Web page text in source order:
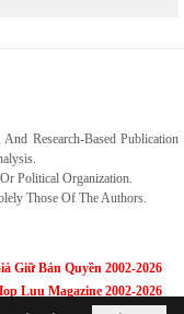
Research-Based Publication
Political Organization.
Those Of The Authors.
Giữ Bản Quyền 2002-2026
Luu Magazine 2002-2026